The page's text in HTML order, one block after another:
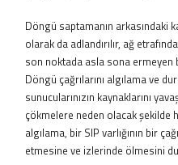
Döngü saptamanın arkasındaki
olarak da adlandırılır, ağ
son noktada asla sona ermeyen
Döngü çağrılarını algılama ve
sunucularınızın kaynaklarını
çökmelere neden olacak şekilde
algılama, bir SIP varlığının bir
etmesine ve izlerinde ölmesini